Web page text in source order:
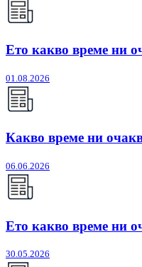
Ето какво време ни
01.08.2026
Какво време ни
06.06.2026
Ето какво време ни
30.05.2026